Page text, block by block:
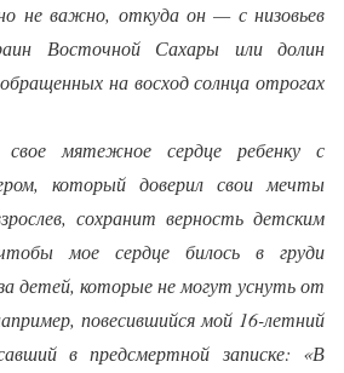
не важно, откуда он — с низовьев
Восточной Сахары или долин
на восход солнца отрогах
мятежное сердце ребенку с
который доверил свои мечты
сохранит верность детским
мое сердце билось в груди
детей, которые не могут уснуть от
повесившийся мой 16-летний
в предсмертной записке: «В